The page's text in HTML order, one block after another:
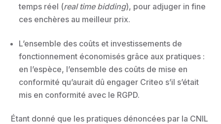
temps réel (real time bidding), pour adjuger in fine
ces enchères au meilleur prix.
L’ensemble des coûts et investissements de
fonctionnement économisés grâce aux pratiques :
en l’espèce, l’ensemble des coûts de mise en
conformité qu’aurait dû engager Criteo s’il s’était
mis en conformité avec le RGPD.
Étant donné que les pratiques dénoncées par la CNIL